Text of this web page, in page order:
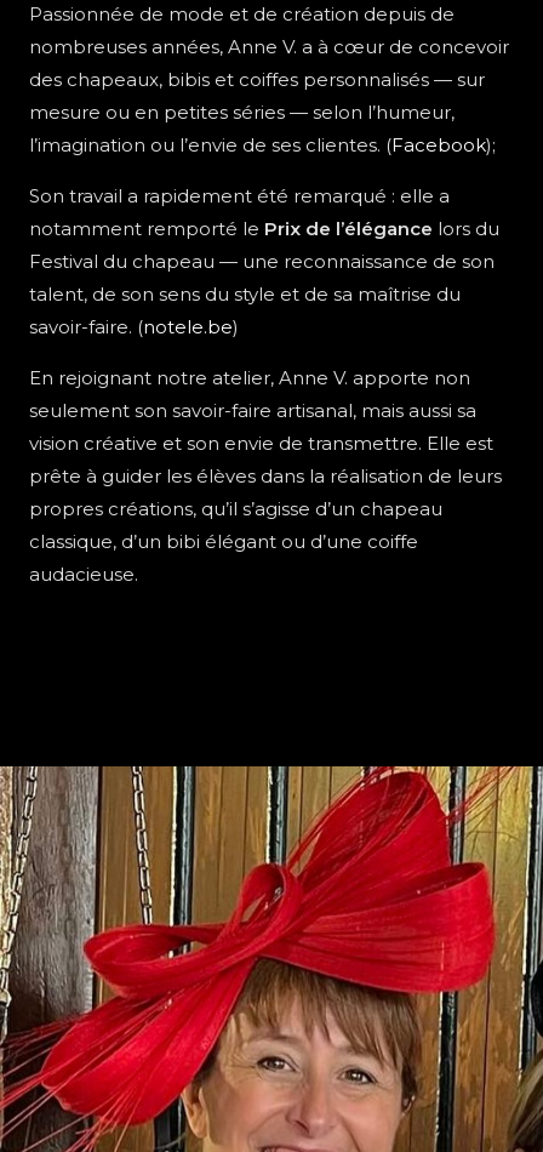
Passionnée de mode et de création depuis de
nombreuses années, Anne V. a à cœur de concevoir
des chapeaux, bibis et coiffes personnalisés — sur
mesure ou en petites séries — selon l’humeur,
l’imagination ou l’envie de ses clientes. (Facebook);
Son travail a rapidement été remarqué : elle a
notamment remporté le Prix de l’élégance lors du
Festival du chapeau — une reconnaissance de son
talent, de son sens du style et de sa maîtrise du
savoir-faire. (notele.be)
En rejoignant notre atelier, Anne V. apporte non
seulement son savoir-faire artisanal, mais aussi sa
vision créative et son envie de transmettre. Elle est
prête à guider les élèves dans la réalisation de leurs
propres créations, qu’il s’agisse d’un chapeau
classique, d’un bibi élégant ou d’une coiffe
audacieuse.